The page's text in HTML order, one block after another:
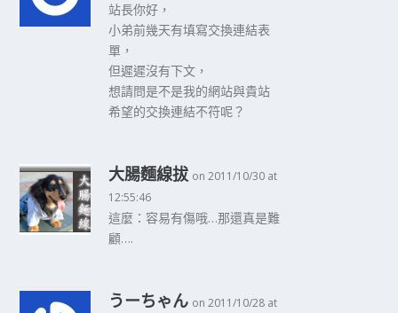
站長你好，
小弟前幾天有填寫交換連結表
單，
但遲遲沒有下文，
想請問是不是我的網站與貴站
希望的交換連結不符呢？
大腸麵線拔 on 2011/10/30 at
12:55:46
這麼：容易有傷哦…那還真是難
顧….
うーちゃん on 2011/10/28 at